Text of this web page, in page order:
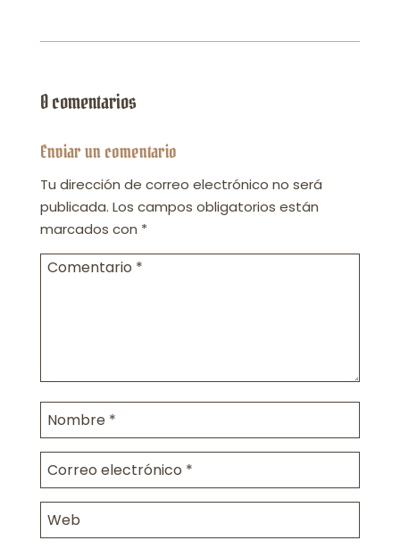
0 comentarios
Enviar un comentario
Tu dirección de correo electrónico no será
publicada. Los campos obligatorios están
marcados con *